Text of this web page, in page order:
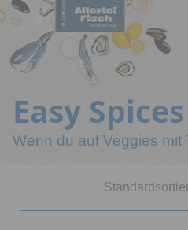
Easy
Wenn du auf Veggies mit